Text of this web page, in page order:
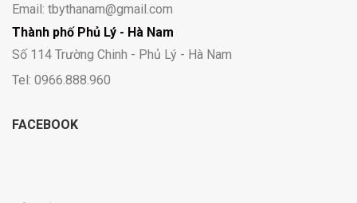
Email: tbythanam@gmail.com
Thành phố Phủ Lý - Hà Nam
Số 114 Trường Chinh - Phủ Lý - Hà Nam
Tel: 0966.888.960
FACEBOOK